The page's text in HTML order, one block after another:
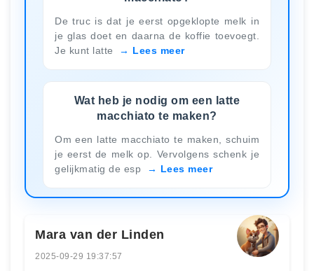
De truc is dat je eerst opgeklopte melk in
je glas doet en daarna de koffie toevoegt.
Je kunt latte
Lees meer
Wat heb je nodig om een latte
macchiato te maken?
Om een latte macchiato te maken, schuim
je eerst de melk op. Vervolgens schenk je
gelijkmatig de esp
Lees meer
Mara van der Linden
2025-09-29 19:37:57